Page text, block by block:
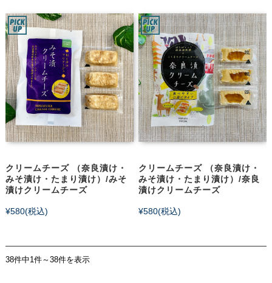
クリームチーズ （奈良漬け・
みそ漬け・たまり漬け）/みそ
漬けクリームチーズ
¥580(税込)
クリームチーズ （奈良漬け・
みそ漬け・たまり漬け）/奈良
漬けクリームチーズ
¥580(税込)
38件中1件～38件を表示